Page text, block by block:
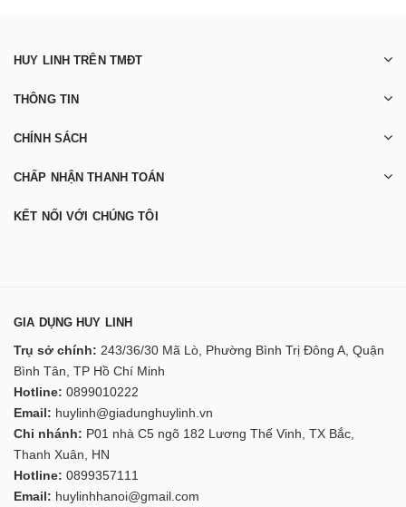
HUY LINH TRÊN TMĐT
THÔNG TIN
CHÍNH SÁCH
CHẤP NHẬN THANH TOÁN
KẾT NỐI VỚI CHÚNG TÔI
GIA DỤNG HUY LINH
Trụ sở chính: 243/36/30 Mã Lò, Phường Bình Trị Đông A, Quận
Bình Tân, TP Hồ Chí Minh
Hotline: 0899010222
Email: huylinh@giadunghuylinh.vn
Chi nhánh: P01 nhà C5 ngõ 182 Lương Thế Vinh, TX Bắc,
Thanh Xuân, HN
Hotline: 0899357111
Email: huylinhhanoi@gmail.com